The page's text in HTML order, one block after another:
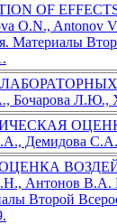
OF
O.N., Antonov
Материалы
Л.Ю.,
С.А.,
Антонов В.А. В
Второй